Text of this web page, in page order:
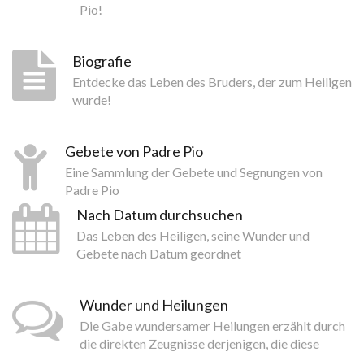
Pio!
Biografie
Entdecke das Leben des Bruders, der zum Heiligen
wurde!
Gebete von Padre Pio
Eine Sammlung der Gebete und Segnungen von
Padre Pio
Nach Datum durchsuchen
Das Leben des Heiligen, seine Wunder und
Gebete nach Datum geordnet
Wunder und Heilungen
Die Gabe wundersamer Heilungen erzählt durch
die direkten Zeugnisse derjenigen, die diese